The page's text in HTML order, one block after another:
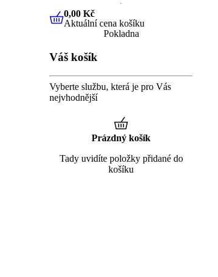
0,00 KčAktuální cena košíku
0,00 Kč
Aktuální cena košíku
Pokladna
Váš košík
Vyberte službu, která je pro Vás
nejvhodnější
Prázdný košík
Tady uvidíte položky přidané do
košíku